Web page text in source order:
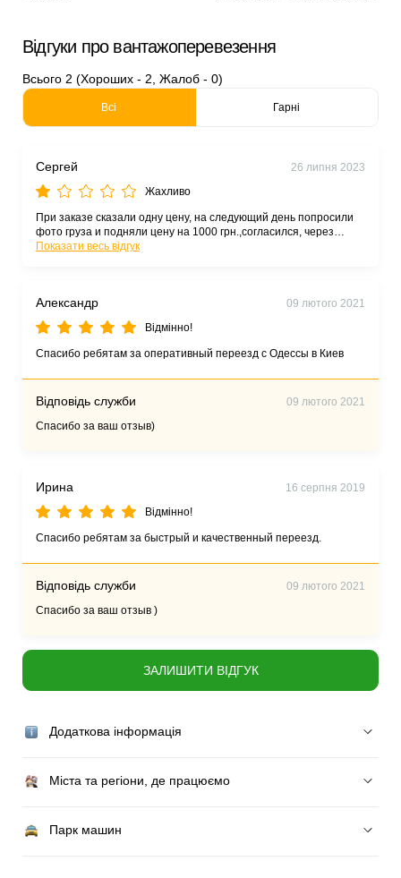
Відгуки про вантажоперевезення
Всього 2 (Хороших - 2, Жалоб - 0)
Всі Гарні
Сергей
26 липня 2023
Жахливо
При заказе сказали одну цену, на следующий день попросили
фото груза и подняли цену на 1000 грн.,согласился, через
время написали что будет не 4 грузчика, а только 2по итогу
5 метров, с помещения в машину. Пришлось в срочном порядке
искать других перевозчиков трубку не берут, только
переписываются, чтоб не слышать негодование в свой адрес
подвели очень, не советую
Показати весь відгук
Александр
09 лютого 2021
Відмінно!
Спасибо ребятам за оперативный переезд с Одессы в Киев
Відповідь служби
09 лютого 2021
Спасибо за ваш отзыв)
Ирина
16 серпня 2019
Відмінно!
Спасибо ребятам за быстрый и качественный переезд.
Відповідь служби
09 лютого 2021
Спасибо за ваш отзыв )
ЗАЛИШИТИ ВІДГУК
Додаткова інформація
Міста та регіони, де працюємо
Парк машин